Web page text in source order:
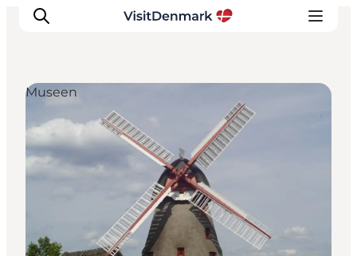
Inspiration
Regionen
Erlebnisse
Reiseplanung
Museen